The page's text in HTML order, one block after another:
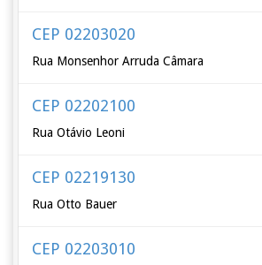
CEP 02203020
Rua Monsenhor Arruda Câmara
CEP 02202100
Rua Otávio Leoni
CEP 02219130
Rua Otto Bauer
CEP 02203010